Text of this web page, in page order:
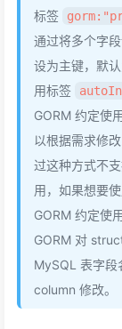
标签
通过将多个字
设为主键，默
用标签
GORM 约定使
以根据需求修
过这种方式不
用，如果想要
GORM 约定使
GORM 对
MySQL 表字段
column 修改。